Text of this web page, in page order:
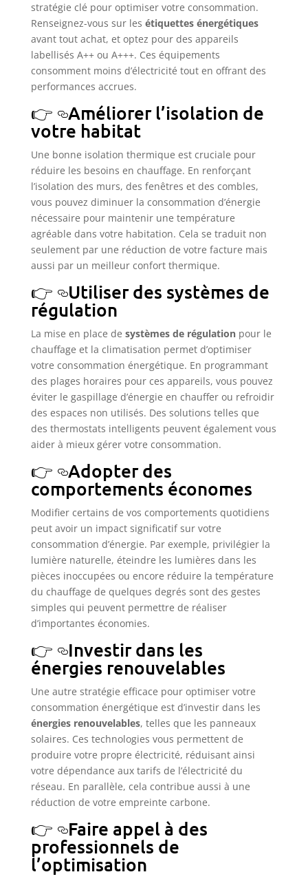
stratégie clé pour optimiser votre consommation.
Renseignez-vous sur les étiquettes énergétiques
avant tout achat, et optez pour des appareils
labellisés A++ ou A+++. Ces équipements
consomment moins d’électricité tout en offrant des
performances accrues.
Améliorer l’isolation de
votre habitat
Une bonne isolation thermique est cruciale pour
réduire les besoins en chauffage. En renforçant
l’isolation des murs, des fenêtres et des combles,
vous pouvez diminuer la consommation d’énergie
nécessaire pour maintenir une température
agréable dans votre habitation. Cela se traduit non
seulement par une réduction de votre facture mais
aussi par un meilleur confort thermique.
Utiliser des systèmes de
régulation
La mise en place de systèmes de régulationpour le
chauffage et la climatisation permet d’optimiser
votre consommation énergétique. En programmant
des plages horaires pour ces appareils, vous pouvez
éviter le gaspillage d’énergie en chauffer ou refroidir
des espaces non utilisés. Des solutions telles que
des thermostats intelligents peuvent également vous
aider à mieux gérer votre consommation.
Adopter des
comportements économes
Modifier certains de vos comportements quotidiens
peut avoir un impact significatif sur votre
consommation d’énergie. Par exemple, privilégier la
lumière naturelle, éteindre les lumières dans les
pièces inoccupées ou encore réduire la température
du chauffage de quelques degrés sont des gestes
simples qui peuvent permettre de réaliser
d’importantes économies.
Investir dans les
énergies renouvelables
Une autre stratégie efficace pour optimiser votre
consommation énergétique est d’investir dans les
énergies renouvelables, telles que les panneaux
solaires. Ces technologies vous permettent de
produire votre propre électricité, réduisant ainsi
votre dépendance aux tarifs de l’électricité du
réseau. En parallèle, cela contribue aussi à une
réduction de votre empreinte carbone.
Faire appel à des
professionnels de
l’optimisation